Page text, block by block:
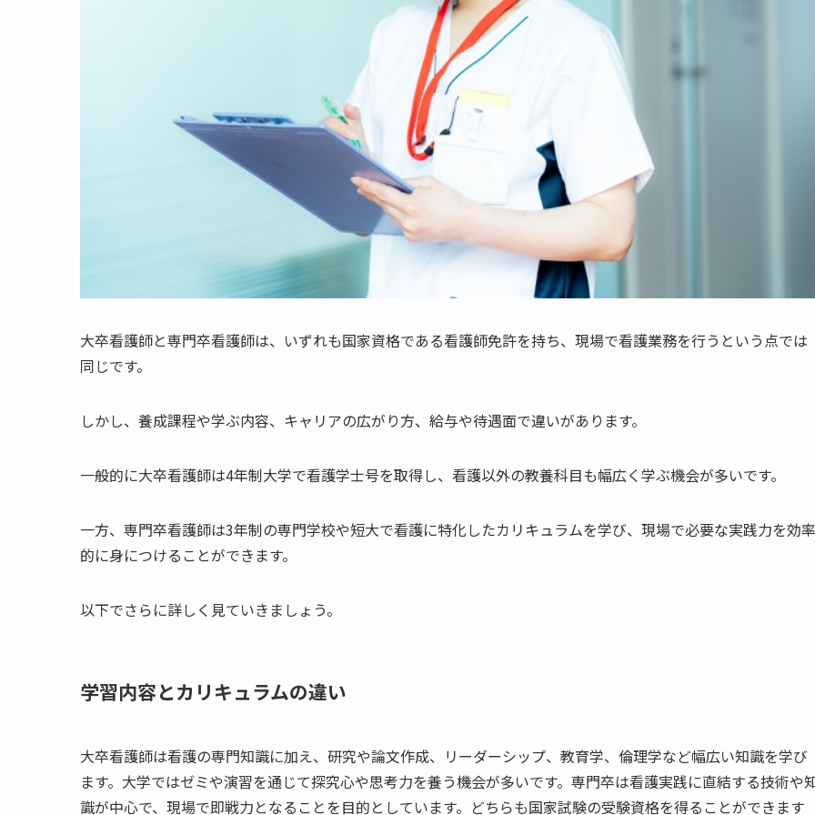
大卒看護師と専門卒看護師は、いずれも国家資格である看護師免許を持ち、現場で看護業務を行うという点では
同じです。
しかし、養成課程や学ぶ内容、キャリアの広がり方、給与や待遇面で違いがあります。
一般的に大卒看護師は4年制大学で看護学士号を取得し、看護以外の教養科目も幅広く学ぶ機会が多いです。
一方、専門卒看護師は3年制の専門学校や短大で看護に特化したカリキュラムを学び、現場で必要な実践力を効率
的に身につけることができます。
以下でさらに詳しく見ていきましょう。
学習内容とカリキュラムの違い
大卒看護師は看護の専門知識に加え、研究や論文作成、リーダーシップ、教育学、倫理学など幅広い知識を学び
ます。大学ではゼミや演習を通じて探究心や思考力を養う機会が多いです。専門卒は看護実践に直結する技術や
識が中心で、現場で即戦力となることを目的としています。どちらも国家試験の受験資格を得ることができます